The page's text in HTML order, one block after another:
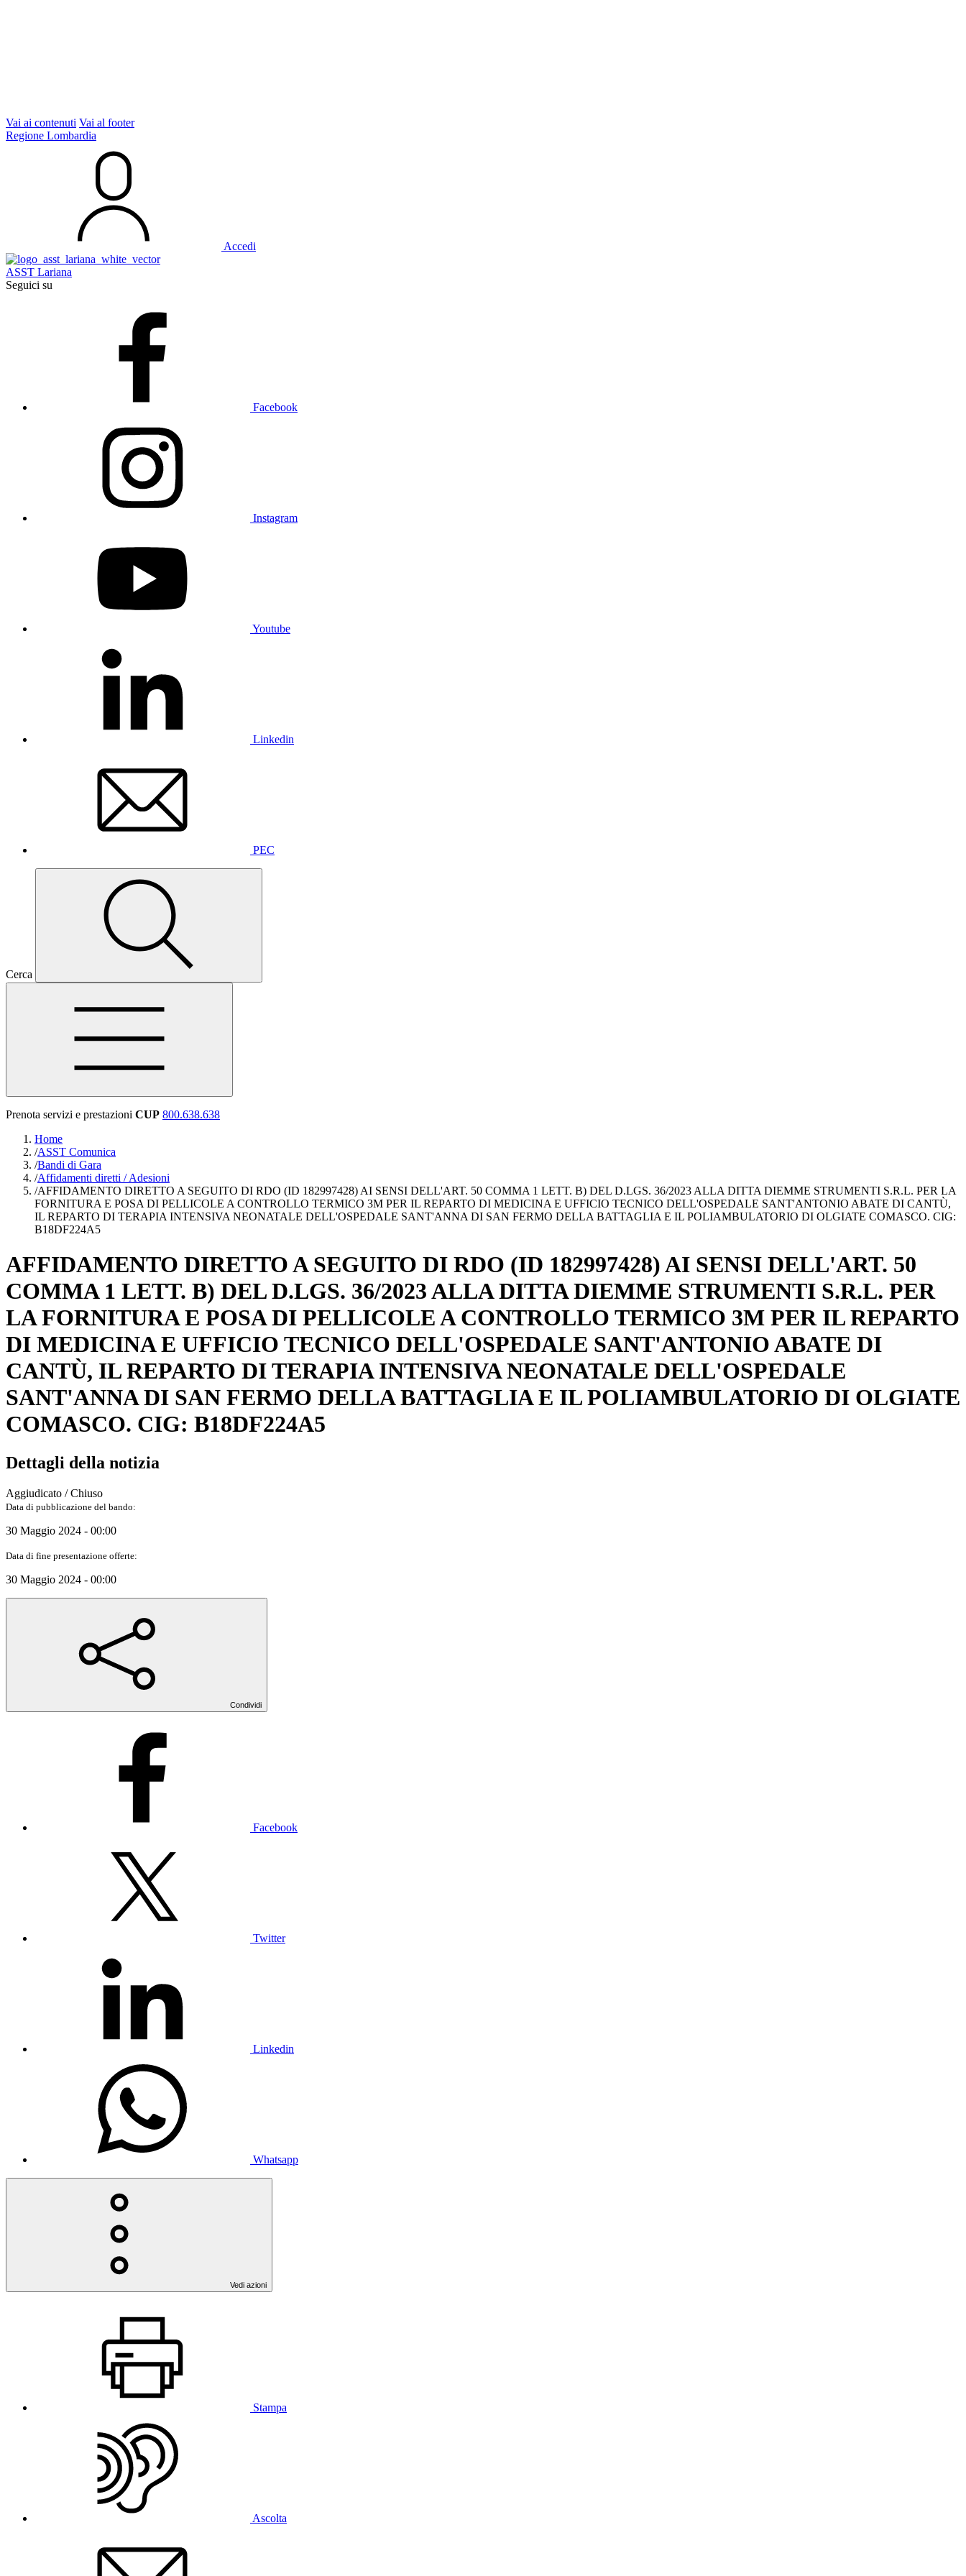
Vai ai contenuti Vai al footer
Regione Lombardia
Accedi
ASST Lariana
Seguici su
Facebook
Instagram
Youtube
Linkedin
PEC
Cerca
Prenota servizi e prestazioni CUP 800.638.638
Home
/ASST Comunica
/Bandi di Gara
/Affidamenti diretti / Adesioni
/AFFIDAMENTO DIRETTO A SEGUITO DI RDO (ID 182997428) AI SENSI DELL'ART. 50 COMMA 1 LETT. B) DEL D.LGS. 36/2023 ALLA DITTA DIEMME STRUMENTI S.R.L. PER LA
FORNITURA E POSA DI PELLICOLE A CONTROLLO TERMICO 3M PER IL REPARTO DI MEDICINA E UFFICIO TECNICO DELL'OSPEDALE SANT'ANTONIO ABATE DI CANTÙ,
IL REPARTO DI TERAPIA INTENSIVA NEONATALE DELL'OSPEDALE SANT'ANNA DI SAN FERMO DELLA BATTAGLIA E IL POLIAMBULATORIO DI OLGIATE COMASCO. CIG:
B18DF224A5
AFFIDAMENTO DIRETTO A SEGUITO DI RDO (ID 182997428) AI SENSI DELL'ART. 50
COMMA 1 LETT. B) DEL D.LGS. 36/2023 ALLA DITTA DIEMME STRUMENTI S.R.L. PER
LA FORNITURA E POSA DI PELLICOLE A CONTROLLO TERMICO 3M PER IL REPARTO
DI MEDICINA E UFFICIO TECNICO DELL'OSPEDALE SANT'ANTONIO ABATE DI
CANTÙ, IL REPARTO DI TERAPIA INTENSIVA NEONATALE DELL'OSPEDALE
SANT'ANNA DI SAN FERMO DELLA BATTAGLIA E IL POLIAMBULATORIO DI OLGIATE
COMASCO. CIG: B18DF224A5
Dettagli della notizia
Aggiudicato / Chiuso
Data di pubblicazione del bando:
30 Maggio 2024 - 00:00
Data di fine presentazione offerte:
30 Maggio 2024 - 00:00
Condividi
Facebook
Twitter
Linkedin
Whatsapp
Vedi azioni
Stampa
Ascolta